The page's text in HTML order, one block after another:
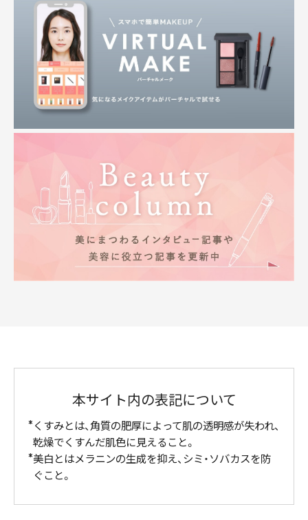
本サイト内の表記について
くすみとは、角質の肥厚によって肌の透明感が失われ、
乾燥でくすんだ肌色に見えること。
美白とはメラニンの生成を抑え、シミ・ソバカスを防
ぐこと。